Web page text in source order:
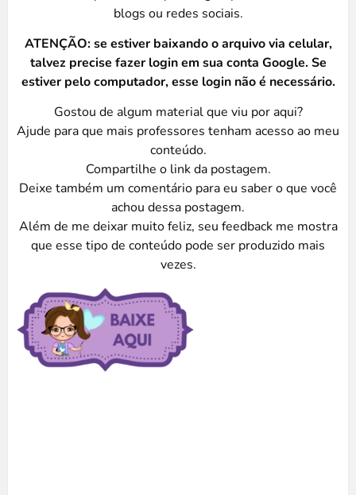
blogs ou redes sociais.
ATENÇÃO: se estiver baixando o arquivo via celular,
talvez precise fazer login em sua conta Google. Se
estiver pelo computador, esse login não é necessário.
Gostou de algum material que viu por aqui?
Ajude para que mais professores tenham acesso ao meu
conteúdo.
Compartilhe o link da postagem.
Deixe também um comentário para eu saber o que você
achou dessa postagem.
Além de me deixar muito feliz, seu feedback me mostra
que esse tipo de conteúdo pode ser produzido mais
vezes.